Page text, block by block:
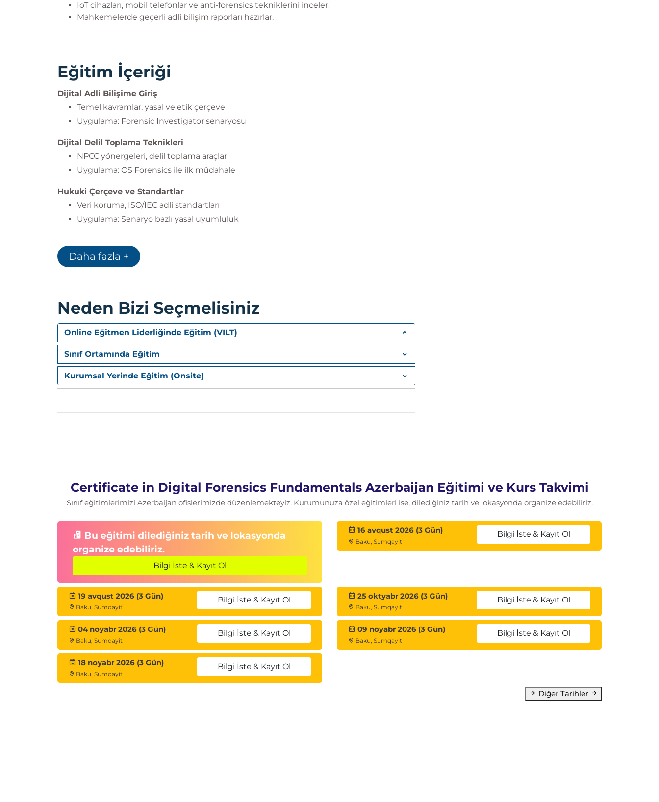
IoT cihazları, mobil telefonlar ve anti-forensics tekniklerini inceler.
Mahkemelerde geçerli adli bilişim raporları hazırlar.
Eğitim İçeriği
Dijital Adli Bilişime Giriş
Temel kavramlar, yasal ve etik çerçeve
Uygulama: Forensic Investigator senaryosu
Dijital Delil Toplama Teknikleri
NPCC yönergeleri, delil toplama araçları
Uygulama: OS Forensics ile ilk müdahale
Hukuki Çerçeve ve Standartlar
Veri koruma, ISO/IEC adli standartları
Uygulama: Senaryo bazlı yasal uyumluluk
Hash algoritmaları, FTK Imager uygulamaları
Veri Analizi ve Dosya Sistemleri
FAT, NTFS, slack space, silinmiş dosya kurtarma
Dosya İmzası ve Carving Teknikleri
Magic number analizi, veri kurtarma uygulamaları
Windows ve Metadata Analizi
Daha fazla +
Neden Bizi Seçmelisiniz
Online Eğitmen Liderliğinde Eğitim (VILT)
Sınıf Ortamında Eğitim
Kurumsal Yerinde Eğitim (Onsite)
Certificate in Digital Forensics Fundamentals Azerbaijan Eğitimi ve Kurs Takvimi
Sınıf eğitimlerimizi Azerbaijan ofislerimizde düzenlemekteyiz. Kurumunuza özel eğitimleri ise, dilediğiniz tarih ve lokasyonda organize edebiliriz.
Bu eğitimi dilediğiniz tarih ve lokasyonda
organize edebiliriz.
Bilgi İste & Kayıt Ol
16 avqust 2026 (3 Gün)
Baku, Sumqayit
Bilgi İste & Kayıt Ol
19 avqust 2026 (3 Gün)
Baku, Sumqayit
Bilgi İste & Kayıt Ol 25 oktyabr 2026 (3 Gün)
Baku, Sumqayit
Bilgi İste & Kayıt Ol
04 noyabr 2026 (3 Gün)
Baku, Sumqayit
Bilgi İste & Kayıt Ol 09 noyabr 2026 (3 Gün)
Baku, Sumqayit
Bilgi İste & Kayıt Ol
18 noyabr 2026 (3 Gün)
Baku, Sumqayit
Bilgi İste & Kayıt Ol
Diğer Tarihler